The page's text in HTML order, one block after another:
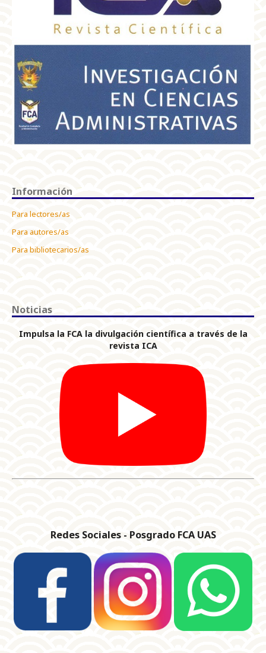
Información
Para lectores/as
Para autores/as
Para bibliotecarios/as
Noticias
Impulsa la FCA la divulgación científica a través de la
revista ICA
Redes Sociales - Posgrado FCA UAS